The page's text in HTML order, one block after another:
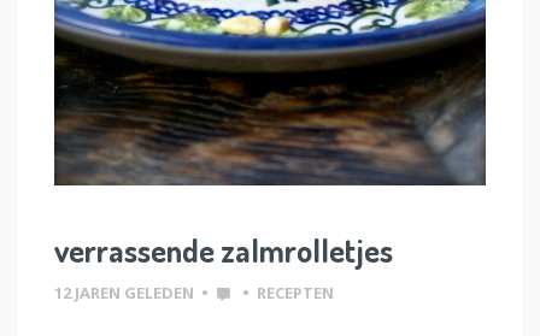
verrassende zalmrolletjes
12 JAREN GELEDEN • • RECEPTEN